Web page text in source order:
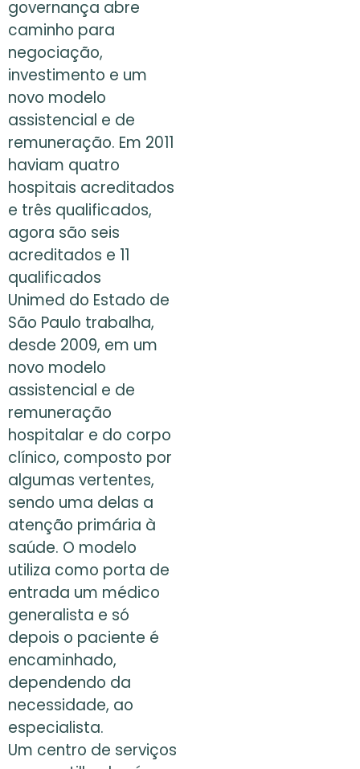
governança abre
caminho para
negociação,
investimento e um
novo modelo
assistencial e de
remuneração. Em 2011
haviam quatro
hospitais acreditados
e três qualificados,
agora são seis
acreditados e 11
qualificados
Unimed do Estado de
São Paulo trabalha,
desde 2009, em um
novo modelo
assistencial e de
remuneração
hospitalar e do corpo
clínico, composto por
algumas vertentes,
sendo uma delas a
atenção primária à
saúde. O modelo
utiliza como porta de
entrada um médico
generalista e só
depois o paciente é
encaminhado,
dependendo da
necessidade, ao
especialista.
Um centro de serviços